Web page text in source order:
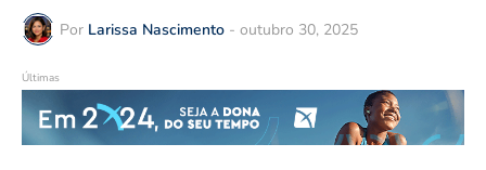
Por Larissa Nascimento - outubro 30, 2025
Últimas